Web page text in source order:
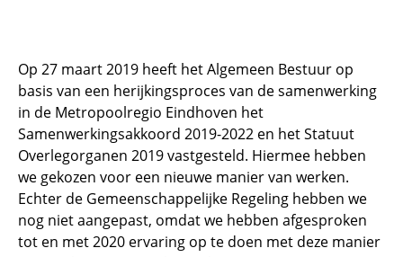
Op 27 maart 2019 heeft het Algemeen Bestuur op
basis van een herijkingsproces van de samenwerking
in de Metropoolregio Eindhoven het
Samenwerkingsakkoord 2019-2022 en het Statuut
Overlegorganen 2019 vastgesteld. Hiermee hebben
we gekozen voor een nieuwe manier van werken.
Echter de Gemeenschappelijke Regeling hebben we
nog niet aangepast, omdat we hebben afgesproken
tot en met 2020 ervaring op te doen met deze manier